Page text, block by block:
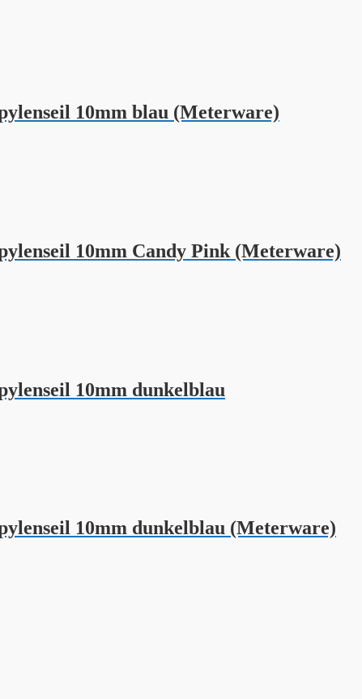
10mm blau (Meterware)
10mm Candy Pink (Meterware)
10mm dunkelblau
10mm dunkelblau (Meterware)